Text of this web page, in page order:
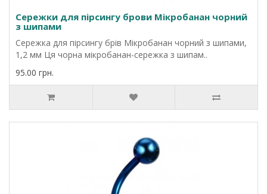
Сережки для пірсингу брови Мікробанан чорний
з шипами
Сережка для пірсингу брів Мікробанан чорний з шипами,
1,2 мм Ця чорна мікробанан-сережка з шипам..
95.00 грн.